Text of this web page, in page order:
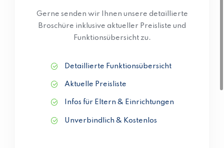
Gerne senden wir Ihnen unsere detaillierte
Broschüre inklusive aktueller Preisliste und
Funktionsübersicht zu.
Detaillierte Funktionsübersicht
Aktuelle Preisliste
Infos für Eltern & Einrichtungen
Unverbindlich & Kostenlos